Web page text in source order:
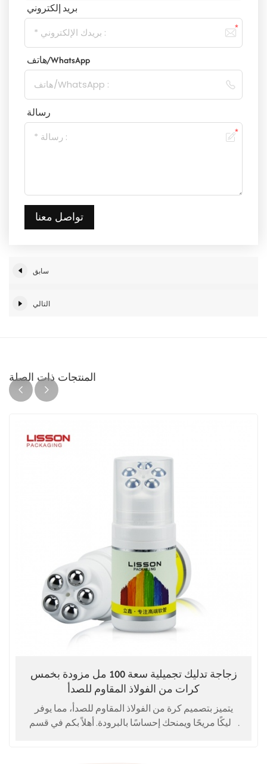
بريد إلكتروني
هاتف/WhatsApp
رسالة
تواصل معنا
سابق
التالي
المنتجات ذات الصلة
زجاجة تدليك تجميلية سعة 100 مل مزودة بخمس
كرات من الفولاذ المقاوم للصدأ
يتميز بتصميم كرة من الفولاذ المقاوم للصدأ، مما يوفر
تدليكًا مريحًا ويمنحك إحساسًا بالبرودة. أهلاً بكم في قسم